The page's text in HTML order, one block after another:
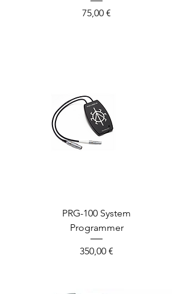
Prix
75,00 €
PRG-100 System
Programmer
Prix
350,00 €